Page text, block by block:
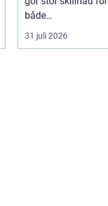
både
energikostnader och
välmående. I en
31 juli 2026